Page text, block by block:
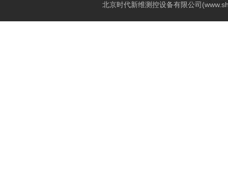
北京时代新维测控设备有限公司